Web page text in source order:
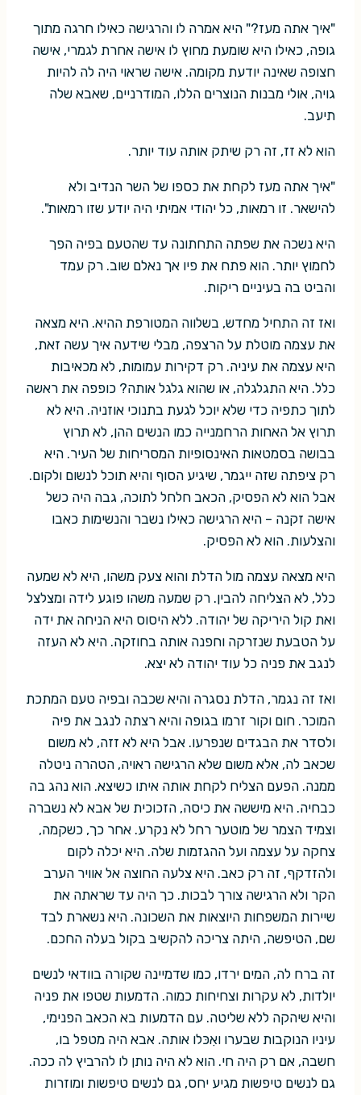
"איך אתה מעז?" היא אמרה לו והרגישה כאילו חרגה מתוך
גופה, כאילו היא שומעת מחוץ לו אישה אחרת לגמרי, אישה
חצופה שאינה יודעת מקומה. אישה שראוי היה לה להיות
גויה, אולי מבנות הנוצרים הללו, המודרניים, שאבא שלה
תיעב.
הוא לא זז, זה רק שיתק אותה עוד יותר.
"איך אתה מעז לקחת את כספו של השר הנדיב ולא
להישאר. זו רמאות, כל יהודי אמיתי היה יודע שזו רמאות".
היא נשכה את שפתה התחתונה עד שהטעם בפיה הפך
לחמוץ יותר. הוא פתח את פיו אך נאלם שוב. רק עמד
והביט בה בעיניים ריקות.
ואז זה התחיל מחדש, בשלווה המטורפת ההיא. היא מצאה
את עצמה מוטלת על הרצפה, מבלי שידעה איך עשה זאת,
היא עצמה את עיניה. רק דקירות עמומות, לא מכאיבות
כלל. היא התגלגלה, או שהוא גלגל אותה? כופפה את ראשה
לתוך כתפיה כדי שלא יוכל לגעת בתנוכי אוזניה. היא לא
תרוץ אל האחות הרחמנייה כמו הנשים ההן, לא תרוץ
בבושה בסמטאות האינסופיות המסריחות של העיר. היא
רק ציפתה שזה ייגמר, שיגיע הסוף והיא תוכל לנשום ולקום.
אבל הוא לא הפסיק, הכאב חלחל לתוכה, גבה היה כשל
אישה זקנה – היא הרגישה כאילו נשבר והנשימות כאבו
והצלעות. הוא לא הפסיק.
היא מצאה עצמה מול הדלת והוא צעק משהו, היא לא שמעה
כלל, לא הצליחה להבין. רק שמעה משהו פוגע לידה ומצלצל
ואת קול היריקה של יהודה. ללא היסוס היא הניחה את ידה
על הטבעת שנזרקה וחפנה אותה בחוזקה. היא לא העזה
לנגב את פניה כל עוד יהודה לא יצא.
ואז זה נגמר, הדלת נסגרה והיא שכבה ובפיה טעם המתכת
המוכר. חום וקור זרמו בגופה והיא רצתה לנגב את פיה
ולסדר את הבגדים שנפרעו. אבל היא לא זזה, לא משום
שכאב לה, אלא משום שלא הרגישה ראויה, הטהרה ניטלה
ממנה. הפעם הצליח לקחת אותה איתו כשיצא. הוא נהג בה
כבחיה. היא מיששה את כיסה, הזכוכית של אבא לא נשברה
וצמיד הצמר של מוטער רחל לא נקרע. אחר כך, כשקמה,
צחקה על עצמה ועל ההגזמות שלה. היא יכלה לקום
ולהזדקף, זה רק כאב. היא צלעה החוצה אל אוויר הערב
הקר ולא הרגישה צורך לבכות. כך היה עד שראתה את
שיירות המשפחות היוצאות את השכונה. היא נשארת לבד
שם, הטיפשה, היתה צריכה להקשיב בקול בעלה החכם.
זה ברח לה, המים ירדו, כמו שדמיינה שקורה בוודאי לנשים
יולדות, לא עקרות וצחיחות כמוה. הדמעות שטפו את פניה
והיא שיהקה ללא שליטה. עם הדמעות בא הכאב הפנימי,
עיניו הנוקבות שבערו ואִכּלו אותה. אבא היה מטפל בו,
חשבה, אם רק היה חי. הוא לא היה נותן לו להרביץ לה ככה.
גם לנשים טיפשות מגיע יחס, גם לנשים טיפשות ומוזרות